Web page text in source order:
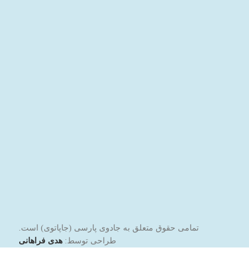
تمامی حقوق متعلق به جادوی پارسی (جاپاتوی) است.
طراحی توسط: هدی فراهانی